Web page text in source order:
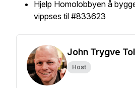
Hjelp Homolobbyen å
vippses til #833623
John Trygve
Host